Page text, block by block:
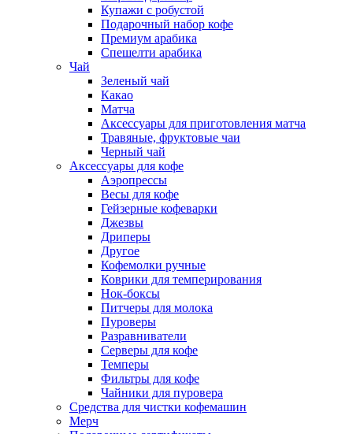
Купажи с робустой
Подарочный набор кофе
Премиум арабика
Спешелти арабика
Чай
Зеленый чай
Какао
Матча
Аксессуары для приготовления матча
Травяные, фруктовые чаи
Черный чай
Аксессуары для кофе
Аэропрессы
Весы для кофе
Гейзерные кофеварки
Джезвы
Дриперы
Другое
Кофемолки ручные
Коврики для темперирования
Нок-боксы
Питчеры для молока
Пуроверы
Разравниватели
Серверы для кофе
Темперы
Фильтры для кофе
Чайники для пуровера
Средства для чистки кофемашин
Мерч